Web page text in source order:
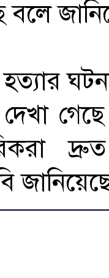
হত্যার
দেখা
দ্রুত